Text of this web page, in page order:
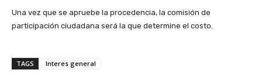
Una vez que se apruebe la procedencia, la comisión de
participación ciudadana será la que determine el costo.
TAGS Interes general